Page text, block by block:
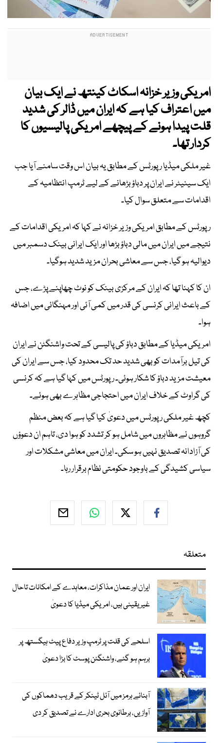
امریکی وزیر خزانہ اسکاٹ کینتھ نے ایک بیان
میں اعتراف کیا ہے کہ ایران میں ڈالر کی شدید
قلت پیدا ہونے کے پیچھے امریکی پالیسیوں کا
کردار تھا۔
غیر ملکی میڈیا رپورٹس کے مطابق یہ بیان اس وقت سامنے آیا جب
ایک سینیٹر نے ایران پر دباؤ بڑھانے کے لیے ٹرمپ انتظامیہ کے
اقدامات سے متعلق سوال کیا۔
رپورٹس کے مطابق امریکی وزیر خزانہ نے کہا کہ امریکی اقدامات کے
نتیجے میں ایران میں مالی دباؤ بڑھا اور ایک ایرانی بینک دسمبر میں
دیوالیہ ہو گیا، جس سے معاشی بحران مزید شدید ہوگیا۔
ان کا کہنا تھا کہ ایران کے مرکزی بینک کو نوٹ چھاپنے پڑے، جس
کے باعث ایرانی کرنسی کی قدر میں کمی آئی اور مہنگائی میں اضافہ
ہوا۔
امریکی میڈیا کے مطابق دباؤ کی پالیسی کے تحت واشنگٹن نے ایران
کی تیل برآمدات کو بھی شدید حد تک محدود کیا، جس سے ایران کی
معیشت مزید دباؤ کا شکار ہوئی۔ رپورٹس میں کہا گیا ہے کہ کرنسی
کی گراوٹ کے خلاف ایران میں احتجاجی مظاہرے بھی ہوئے۔
کچھ غیر ملکی رپورٹس میں دعویٰ کیا گیا ہے کہ بعض منظم
گروہوں نے مظاہروں میں شامل ہو کر تشدد کو ہوا دی، تاہم ان دعوؤں
کی آزادانہ تصدیق نہیں ہو سکی۔ ایران میں معاشی مشکلات اور
سیاسی کشیدگی کے باوجود حکومتی نظام برقرار رہا۔
متعلقہ
ایران اور عمان مذاکرات، معاہدے کے امکانات تاحال
غیر یقینی ہیں، امریکی میڈیا کا دعویٰ
اسلحے کی قلت پر ٹرمپ وزیر دفاع پیٹ ہیگستھ پر
برہم ہو گئے، واشنگٹن پوسٹ کا بڑا دعویٰ
آبنائے ہرمز میں آئل ٹینکر کے قریب دھماکوں کی
آوازیں، برطانوی بحری ادارے نے تصدیق کر دی